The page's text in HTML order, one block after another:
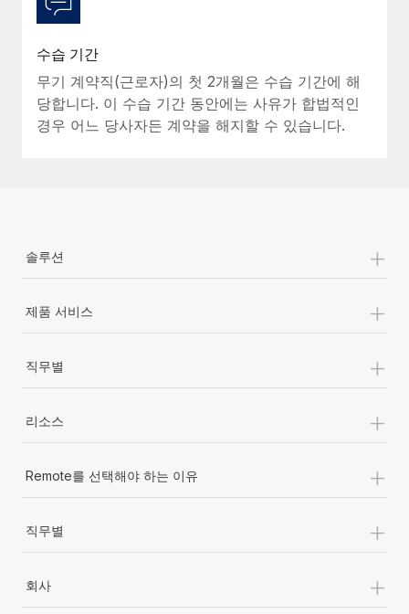
수습 기간
무기 계약직(근로자)의 첫 2개월은 수습 기간에 해
당합니다. 이 수습 기간 동안에는 사유가 합법적인
경우 어느 당사자든 계약을 해지할 수 있습니다.
솔루션 +
제품 서비스 +
직무별 +
리소스 +
Remote를 선택해야 하는 이유 +
직무별 +
회사 +